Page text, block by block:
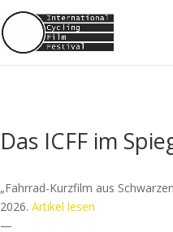
Das ICFF im
„Fahrrad-Kurzfilm aus
2026. Artikel lesen
—